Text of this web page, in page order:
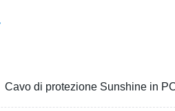
Cavo di protezione Sunshine in